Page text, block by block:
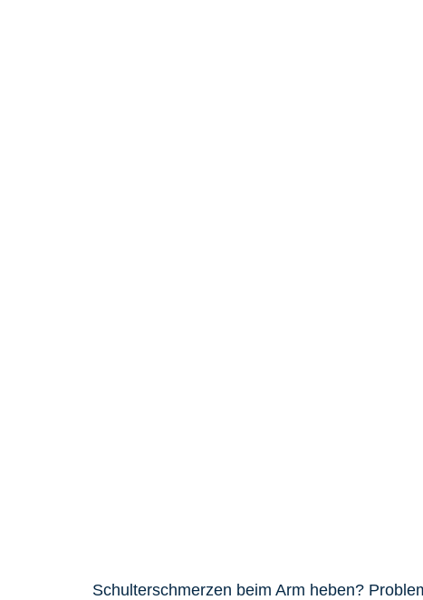
Schulterschmerzen beim Arm heben?